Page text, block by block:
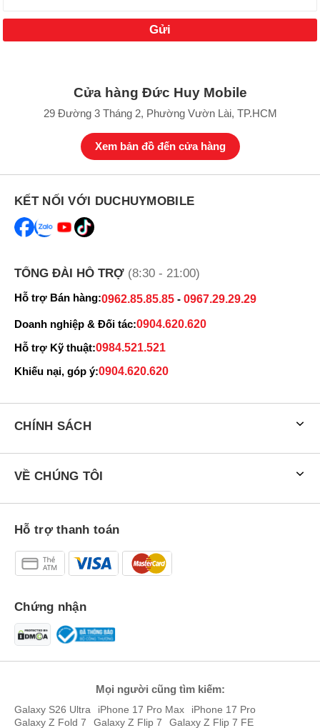
Cửa hàng Đức Huy Mobile
29 Đường 3 Tháng 2, Phường Vườn Lài, TP.HCM
Xem bản đồ đến cửa hàng
KẾT NỐI VỚI DUCHUYMOBILE
TỔNG ĐÀI HỖ TRỢ (8:30 - 21:00)
Hỗ trợ Bán hàng:0962.85.85.85 - 0967.29.29.29
Doanh nghiệp & Đối tác:0904.620.620
Hỗ trợ Kỹ thuật:0984.521.521
Khiếu nại, góp ý:0904.620.620
CHÍNH SÁCH
VỀ CHÚNG TÔI
Hỗ trợ thanh toán
Chứng nhận
Mọi người cũng tìm kiếm:
Galaxy S26 Ultra iPhone 17 Pro Max
iPhone 17 Pro
Galaxy Z Fold 7
Galaxy Z Flip 7 Galaxy Z Flip 7 FE